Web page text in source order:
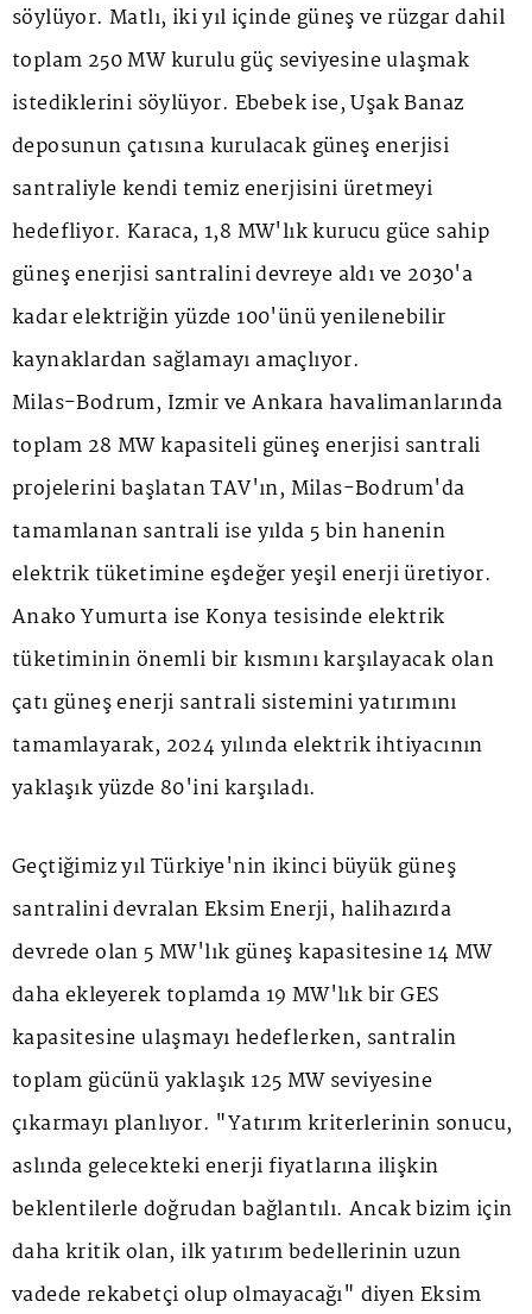
söylüyor. Matlı, iki yıl içinde güneş ve rüzgar dahil
toplam 250 MW kurulu güç seviyesine ulaşmak
istediklerini söylüyor. Ebebek ise, Uşak Banaz
deposunun çatısına kurulacak güneş enerjisi
santraliyle kendi temiz enerjisini üretmeyi
hedefliyor. Karaca, 1,8 MW'lık kurucu güce sahip
güneş enerjisi santralini devreye aldı ve 2030'a
kadar elektriğin yüzde 100'ünü yenilenebilir
kaynaklardan sağlamayı amaçlıyor.
Milas-Bodrum, İzmir ve Ankara havalimanlarında
toplam 28 MW kapasiteli güneş enerjisi santrali
projelerini başlatan TAV'ın, Milas-Bodrum'da
tamamlanan santrali ise yılda 5 bin hanenin
elektrik tüketimine eşdeğer yeşil enerji üretiyor.
Anako Yumurta ise Konya tesisinde elektrik
tüketiminin önemli bir kısmını karşılayacak olan
çatı güneş enerji santrali sistemini yatırımını
tamamlayarak, 2024 yılında elektrik ihtiyacının
yaklaşık yüzde 80'ini karşıladı.
Geçtiğimiz yıl Türkiye'nin ikinci büyük güneş
santralini devralan Eksim Enerji, halihazırda
devrede olan 5 MW'lık güneş kapasitesine 14 MW
daha ekleyerek toplamda 19 MW'lık bir GES
kapasitesine ulaşmayı hedeflerken, santralin
toplam gücünü yaklaşık 125 MW seviyesine
çıkarmayı planlıyor. "Yatırım kriterlerinin sonucu,
aslında gelecekteki enerji fiyatlarına ilişkin
beklentilerle doğrudan bağlantılı. Ancak bizim için
daha kritik olan, ilk yatırım bedellerinin uzun
vadede rekabetçi olup olmayacağı" diyen Eksim